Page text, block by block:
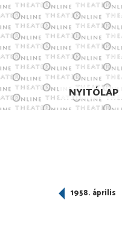
NYITÓLAP
1958. április